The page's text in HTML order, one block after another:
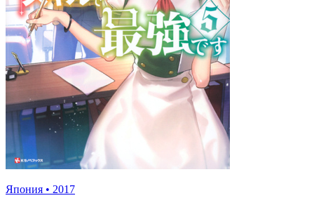
Япония • 2017